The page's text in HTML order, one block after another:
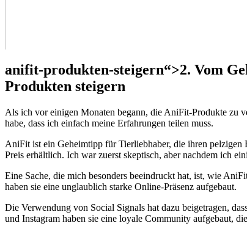
anifit-produkten-steigern“>2. Vom
Produkten steigern
Als ich vor einigen Monaten begann, die AniFit-Produkte zu
habe, dass ich einfach meine Erfahrungen teilen muss.
AniFit ist ein Geheimtipp für Tierliebhaber, die ihren
Preis erhältlich. Ich war zuerst skeptisch, aber nachdem ich
Eine Sache, die mich besonders beeindruckt hat, ist, wie
haben sie eine unglaublich starke Online-Präsenz aufgebaut.
Die Verwendung von Social Signals hat dazu beigetragen,
und Instagram haben sie eine loyale Community aufgebaut,